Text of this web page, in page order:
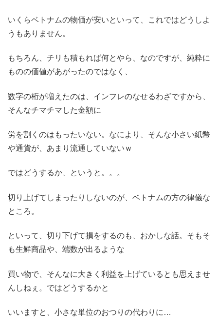
いくらベトナムの物価が安いといって、これではどうしよ
うもありません。
もちろん、チリも積もれば何とやら、なのですが、純粋に
ものの価値があがったのではなく、
数字の桁が増えたのは、インフレのなせるわざですから、
そんなチマチマした金額に
労を割くのはもったいない。なにより、そんな小さい紙幣
や通貨が、あまり流通していないｗ
ではどうするか、というと。。。
切り上げてしまったりしないのが、ベトナムの方の律儀な
ところ。
といって、切り下げて損をするのも、おかしな話。そもそ
も生鮮商品や、端数が出るような
買い物で、そんなに大きく利益を上げているとも思えませ
んしねぇ。ではどうするかと
いいますと、小さな単位のおつりの代わりに…